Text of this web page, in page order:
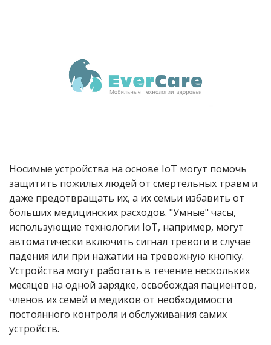
Носимые устройства на основе IoT могут помочь
защитить пожилых людей от смертельных травм и
даже предотвращать их, а их семьи избавить от
больших медицинских расходов. "Умные" часы,
использующие технологии IoT, например, могут
автоматически включить сигнал тревоги в случае
падения или при нажатии на тревожную кнопку.
Устройства могут работать в течение нескольких
месяцев на одной зарядке, освобождая пациентов,
членов их семей и медиков от необходимости
постоянного контроля и обслуживания самих
устройств.